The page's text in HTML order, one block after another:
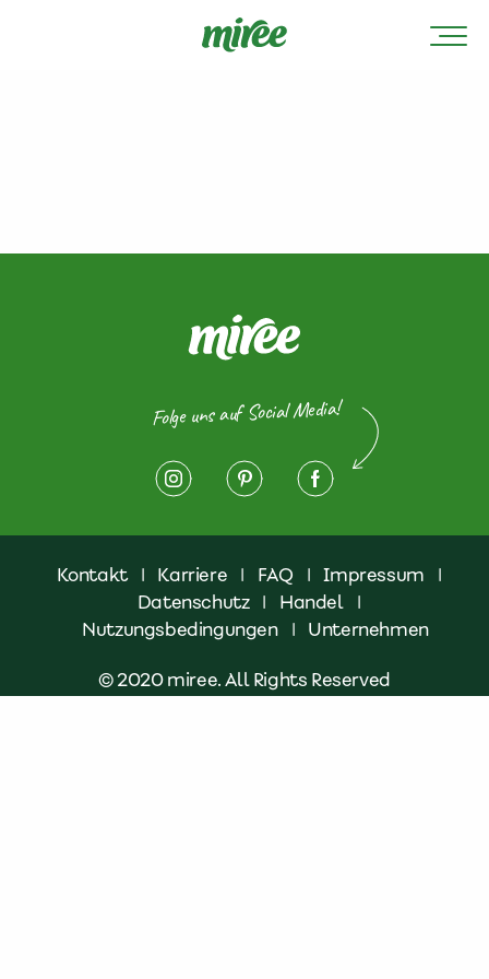
Folge uns auf Social Media!
Kontakt | Karriere | FAQ | Impressum
|
Datenschutz | Handel
|
Nutzungsbedingungen
| Unternehmen
© 2020 miree. All Rights Reserved